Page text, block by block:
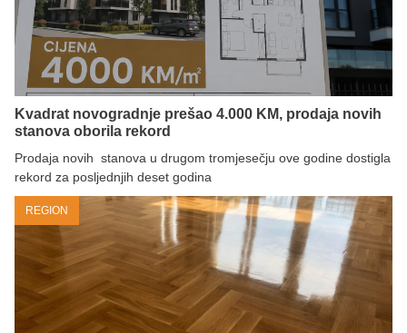
Kvadrat novogradnje prešao 4.000 KM, prodaja novih
stanova oborila rekord
Prodaja novih stanova u drugom tromjesečju ove godine dostigla
rekord za posljednjih deset godina
REGION